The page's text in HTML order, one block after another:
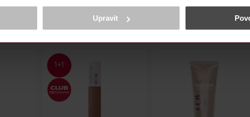
a reklam, funkcí sociálních médií, analýze návštěvnosti, které mohou nést
osobních údajů.
<
Upravit